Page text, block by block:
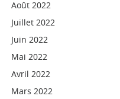
Août 2022
Juillet 2022
Juin 2022
Mai 2022
Avril 2022
Mars 2022